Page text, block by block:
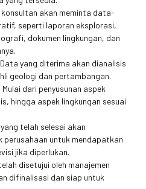
konsultan akan meminta data-
seperti laporan eksplorasi,
dokumen lingkungan, dan
Data yang diterima akan dianalisis
geologi dan pertambangan.
Mulai dari penyusunan aspek
hingga aspek lingkungan sesuai
telah selesai akan
perusahaan untuk mendapatkan
jika diperlukan.
disetujui oleh manajemen
difinalisasi dan siap untuk